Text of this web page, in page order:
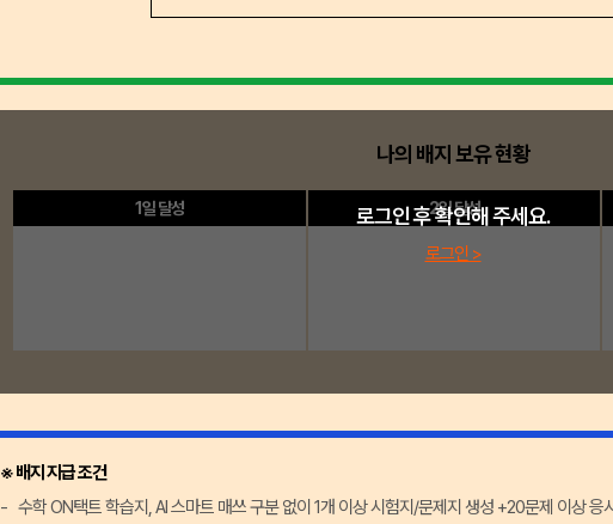
나의 배지 보유 현황
1일 달성 2일 달성
로그인 후 확인해 주세요.
로그인 >
※ 배지 지급 조건
수학 ON택트 학습지, AI 스마트 매쓰 구분 없이 1개 이상 시험지/문제지 생성 +20문제 이상 응